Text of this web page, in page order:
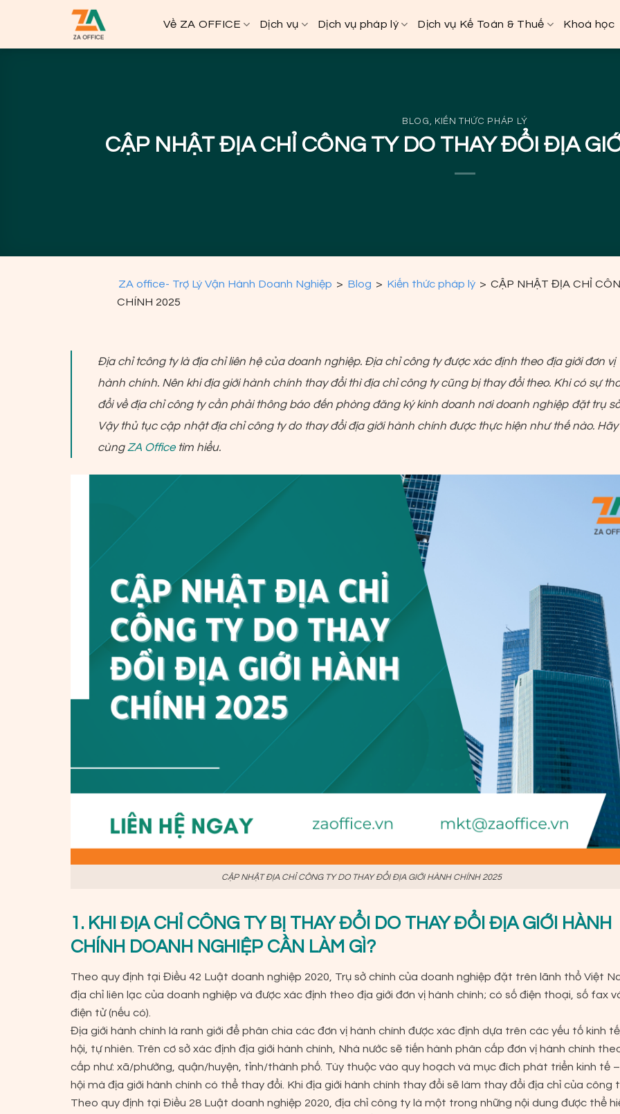
Về ZA OFFICE Dịch vụ Dịch vụ pháp lý Dịch vụ Kế Toán & Thuế Khoá học
BLOG, KIẾN THỨC PHÁP LÝ
CẬP NHẬT ĐỊA CHỈ CÔNG TY DO THAY ĐỔI ĐỊA
ZA office- Trợ Lý Vận Hành Doanh Nghiệp > Blog > Kiến thức pháp lý > CẬP NHẬT ĐỊA CHỈ
CHÍNH 2025
Địa chỉ tcông ty là địa chỉ liên hệ của doanh nghiệp. Địa chỉ công ty được xác định theo địa giới đơn vị
hành chính. Nên khi địa giới hành chính thay đổi thì địa chỉ công ty cũng bị thay đổi theo. Khi có sự
đổi về địa chỉ công ty cần phải thông báo đến phòng đăng ký kinh doanh nơi doanh nghiệp đặt trụ
Vậy thủ tục cập nhật địa chỉ công ty do thay đổi địa giới hành chính được thực hiện như thế nào. Hãy
cùngZA Officetìm hiểu.
CẬP NHẬT ĐỊA CHỈ CÔNG TY DO THAY ĐỔI ĐỊA GIỚI HÀNH CHÍNH 2025
1. KHI ĐỊA CHỈ CÔNG TY BỊ THAY ĐỔI DO THAY ĐỔI ĐỊA GIỚI HÀNH
CHÍNH DOANH NGHIỆP CẦN LÀM GÌ?
Theo quy định tại Điều 42 Luật doanh nghiệp 2020, Trụ sở chính của doanh nghiệp đặt trên lãnh thổ Việt
địa chỉ liên lạc của doanh nghiệp và được xác định theo địa giới đơn vị hành chính; có số điện thoại, số fax
điện tử (nếu có).
Địa giới hành chính là ranh giới để phân chia các đơn vị hành chính được xác định dựa trên các yếu tố kinh
hội, tự nhiên. Trên cơ sở xác định địa giới hành chính, Nhà nước sẽ tiến hành phân cấp đơn vị hành chính
cấp như: xã/phường, quận/huyện, tỉnh/thành phố. Tùy thuộc vào quy hoạch và mục đích phát triển kinh tế
hội mà địa giới hành chính có thể thay đổi. Khi địa giới hành chính thay đổi sẽ làm thay đổi địa chỉ của công
Theo quy định tại Điều 28 Luật doanh nghiệp 2020, địa chỉ công ty là một trong những nội dung được thể